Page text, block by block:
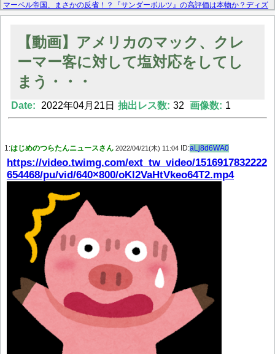
マーベル帝国、まさかの反省！？『サンダーボルツ』の高評価は本物か？ディズ
ニーCEOの「量より質」宣言の裏で渦巻くファンの本音とMCUの未来を徹底考
【モー娘。石田亜佑美】ファーストテイク出演も新規獲得ならず？北川莉央が1
【画像あり】FacebookとかTwitterで拾ったエロ画像貼ってくよ
Powered by livedoor 相互RSS
【動画】アメリカのマック、クレ
ーマー客に対して塩対応をしてし
まう・・・
Date: 2022年04月21日 抽出レス数: 32 画像数: 1
1:はじめのつらたんニュースさん 2022/04/21(木) 11:04 ID:aLj8d6WA0
https://video.twimg.com/ext_tw_video/1516917832222
654468/pu/vid/640×800/oKl2VaHtVkeo64T2.mp4